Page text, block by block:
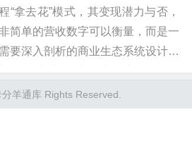
“拿去花”模式，其变现潜力与否，
简单的营收数字可以衡量，而是一
要深入剖析的商业生态系统设计。
进行前瞻性投资，包括但不限于新
场景、新兴技术、以及一...
羊通库 Rights Reserved.